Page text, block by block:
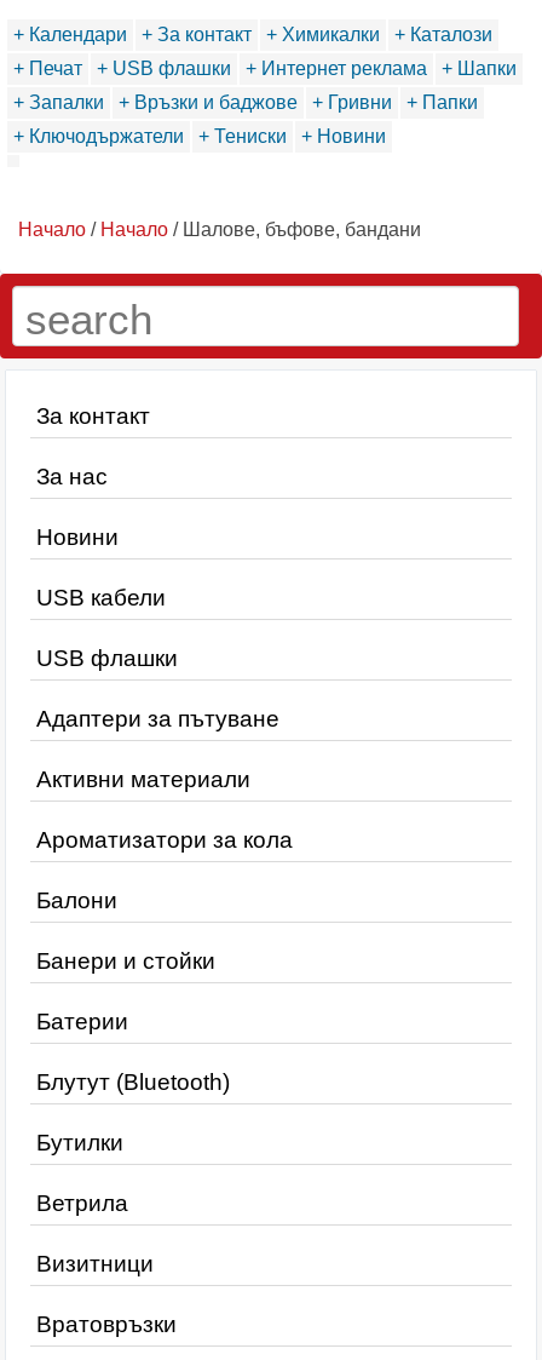
+ Календари + За контакт + Химикалки
+ Каталози
+ Печат
+ USB флашки + Интернет реклама
+ Шапки
+ Запалки
+ Връзки и баджове + Гривни
+ Папки
+ Ключодържатели
+ Тениски + Новини
Начало / Начало / Шалове, бъфове, бандани
За контакт
За нас
Новини
USB кабели
USB флашки
Адаптери за пътуване
Активни материали
Ароматизатори за кола
Балони
Банери и стойки
Батерии
Блутут (Bluetooth)
Бутилки
Ветрила
Визитници
Вратовръзки